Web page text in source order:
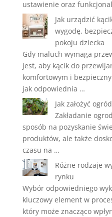
ustawienie oraz
Jak urządzić
wygodę,
pokoju dziecka
Gdy maluch wymaga
jest, aby kącik do
komfortowym i
jak odpowiednia …
Jak założyć
Zakładanie
sposób na pozyskanie
produktów, ale także
czasu na …
Różne rodzaje
rynku
Wybór odpowiedniego
kluczowy element w
który może znacząco